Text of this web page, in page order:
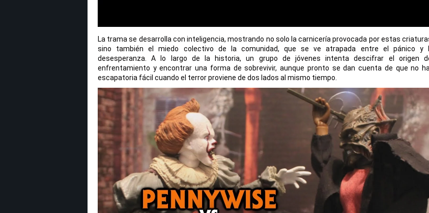
La trama se desarrolla con inteligencia, mostrando no solo la carnicería provocada por estas
sino también el miedo colectivo de la comunidad, que se ve atrapada entre el pánico y
desesperanza. A lo largo de la historia, un grupo de jóvenes intenta descifrar el origen
enfrentamiento y encontrar una forma de sobrevivir, aunque pronto se dan cuenta de que no
escapatoria fácil cuando el terror proviene de dos lados al mismo tiempo.